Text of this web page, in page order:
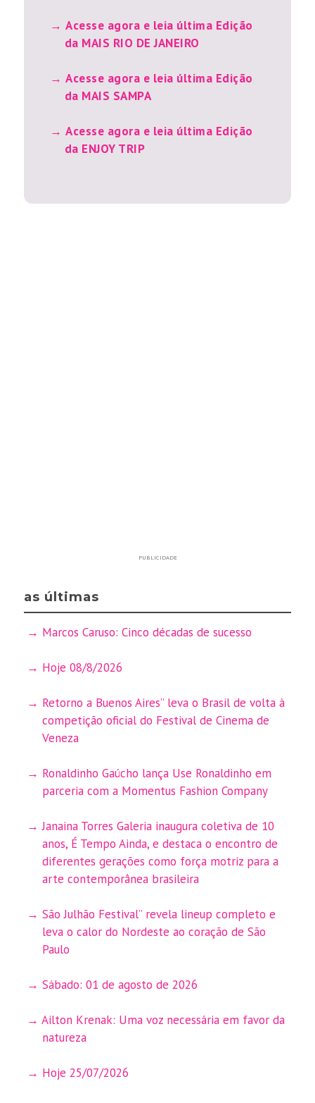
Acesse agora e leia última Edição
da MAIS RIO DE JANEIRO
Acesse agora e leia última Edição
da MAIS SAMPA
Acesse agora e leia última Edição
da ENJOY TRIP
PUBLICIDADE
as últimas
Marcos Caruso: Cinco décadas de sucesso
Hoje 08/8/2026
Retorno a Buenos Aires” leva o Brasil de volta à
competição oficial do Festival de Cinema de
Veneza
Ronaldinho Gaúcho lança Use Ronaldinho em
parceria com a Momentus Fashion Company
Janaina Torres Galeria inaugura coletiva de 10
anos, É Tempo Ainda, e destaca o encontro de
diferentes gerações como força motriz para a
arte contemporânea brasileira
São Julhão Festival” revela lineup completo e
leva o calor do Nordeste ao coração de São
Paulo
Sábado: 01 de agosto de 2026
Ailton Krenak: Uma voz necessária em favor da
natureza
Hoje 25/07/2026